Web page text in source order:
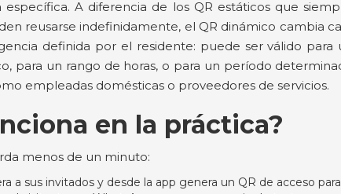
específica. A diferencia de los QR estáticos que
reusarse indefinidamente, el QR dinámico cambia
definida por el residente: puede ser válido para
para un rango de horas, o para un período
empleadas domésticas o proveedores de servicios.
en la práctica?
menos de un minuto:
a sus invitados y desde la app genera un QR de acceso